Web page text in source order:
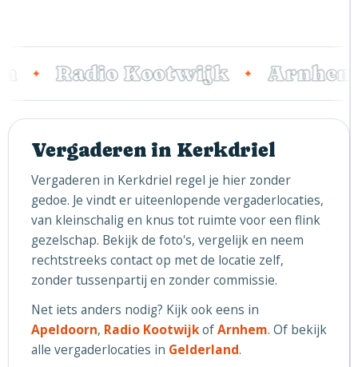
✦ Radio Kootwijk ✦ Arnhem
Vergaderen in Kerkdriel
Vergaderen in Kerkdriel regel je hier zonder
gedoe. Je vindt er uiteenlopende vergaderlocaties,
van kleinschalig en knus tot ruimte voor een flink
gezelschap. Bekijk de foto's, vergelijk en neem
rechtstreeks contact op met de locatie zelf,
zonder tussenpartij en zonder commissie.
Net iets anders nodig? Kijk ook eens in
Apeldoorn, Radio KootwijkofArnhem. Of bekijk
alle vergaderlocaties in Gelderland.